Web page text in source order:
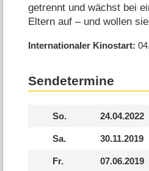
getrennt und wächst bei
Eltern auf – und wollen
Internationaler Kinostart
Sendetermine
So. 24.04.2022
Sa. 30.11.2019
Fr. 07.06.2019